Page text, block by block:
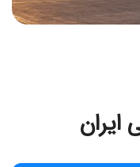
ایران